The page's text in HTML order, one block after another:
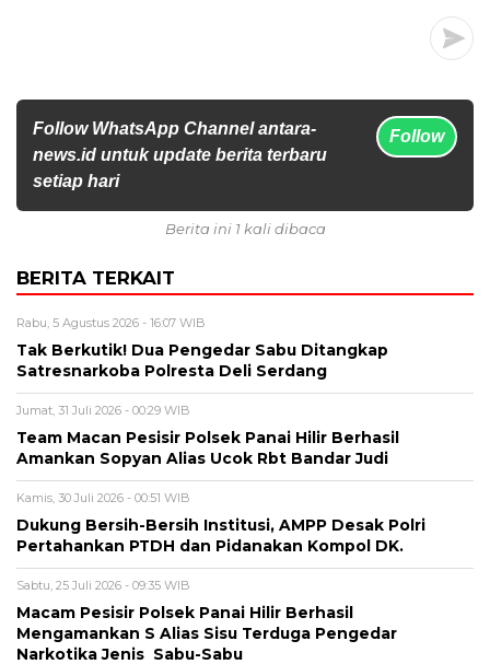
Follow WhatsApp Channel antara-
news.id untuk update berita terbaru
setiap hari
Follow
Berita ini 1 kali dibaca
BERITA TERKAIT
Rabu, 5 Agustus 2026 - 16:07 WIB
Tak Berkutik! Dua Pengedar Sabu Ditangkap
Satresnarkoba Polresta Deli Serdang
Jumat, 31 Juli 2026 - 00:29 WIB
Team Macan Pesisir Polsek Panai Hilir Berhasil
Amankan Sopyan Alias Ucok Rbt Bandar Judi
Kamis, 30 Juli 2026 - 00:51 WIB
Dukung Bersih-Bersih Institusi, AMPP Desak Polri
Pertahankan PTDH dan Pidanakan Kompol DK.
Sabtu, 25 Juli 2026 - 09:35 WIB
Macam Pesisir Polsek Panai Hilir Berhasil
Mengamankan S Alias Sisu Terduga Pengedar
Narkotika Jenis Sabu-Sabu